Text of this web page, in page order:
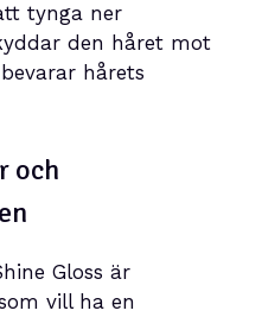
tynga ner
den håret mot
hårets
och
Gloss är
vill ha en